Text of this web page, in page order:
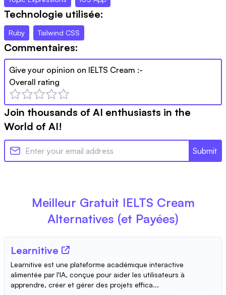
Technologie utilisée:
Ruby Tailwind CSS
Commentaires:
Give your opinion on IELTS Cream :-
Overall rating
Join thousands of AI enthusiasts in the
World of AI!
Submit
Meilleur Gratuit IELTS Cream
Alternatives (et Payées)
Learnitive
Learnitive est une plateforme académique interactive
alimentée par l'IA, conçue pour aider les utilisateurs à
apprendre, créer et gérer des projets effica...